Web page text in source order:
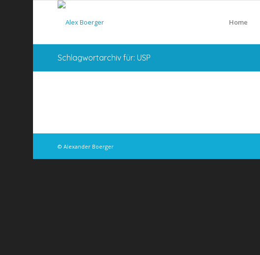
Home
Schlagwortarchiv für: USP
© Alexander Boerger